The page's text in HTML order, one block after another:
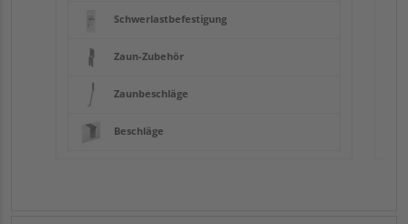
Schwerlastbefestigung
Zaun-Zubehör
Zaunbeschläge
Beschläge